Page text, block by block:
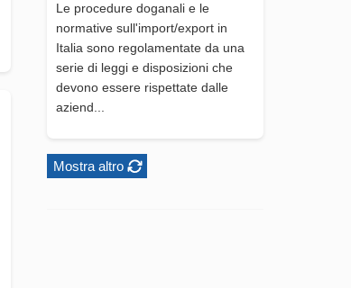
Le procedure doganali e le
normative sull'import/export in
Italia sono regolamentate da una
serie di leggi e disposizioni che
devono essere rispettate dalle
aziend...
Mostra altro